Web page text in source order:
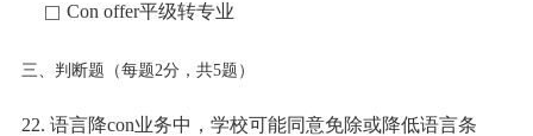
Con offer平级转专业
三、判断题（每题2分，共5题）
22. 语言降con业务中，学校可能同意免除或降低语言条